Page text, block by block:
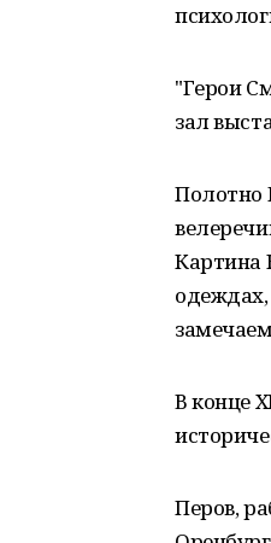
"Герои
зал
Полотно
Картина
одеждах,
В конце
Перов,